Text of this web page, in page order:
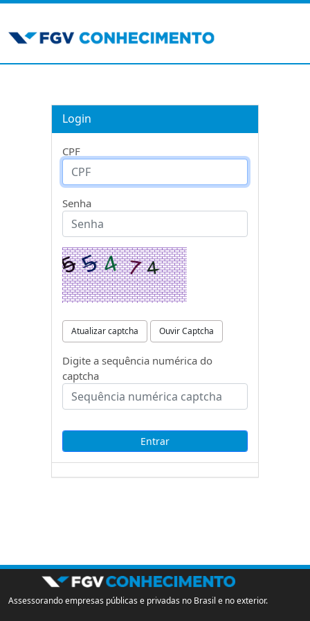
Login
CPF
Senha
Atualizar captcha Ouvir Captcha
Digite a sequência numérica do
captcha
Assessorando empresas públicas e privadas no Brasil e no exterior.